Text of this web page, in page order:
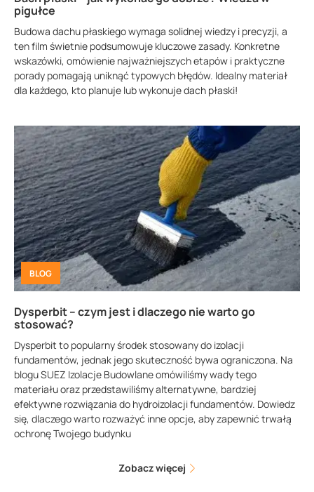
pigułce
Budowa dachu płaskiego wymaga solidnej wiedzy i precyzji, a
ten film świetnie podsumowuje kluczowe zasady. Konkretne
wskazówki, omówienie najważniejszych etapów i praktyczne
porady pomagają uniknąć typowych błędów. Idealny materiał
dla każdego, kto planuje lub wykonuje dach płaski!
BLOG
Dysperbit – czym jest i dlaczego nie warto go
stosować?
Dysperbit to popularny środek stosowany do izolacji
fundamentów, jednak jego skuteczność bywa ograniczona. Na
blogu SUEZ Izolacje Budowlane omówiliśmy wady tego
materiału oraz przedstawiliśmy alternatywne, bardziej
efektywne rozwiązania do hydroizolacji fundamentów. Dowiedz
się, dlaczego warto rozważyć inne opcje, aby zapewnić trwałą
ochronę Twojego budynku
Zobacz więcej